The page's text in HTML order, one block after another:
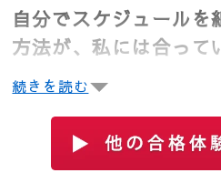
環境科学の5つに分野が分け
自分でスケジュールを
方法が、私には合って
私は高校1年生の４月に東進
ころから、対面授業型の塾に
すぐは新しい環境に慣れませ
方に色々教えてもらったり、
続きを読む